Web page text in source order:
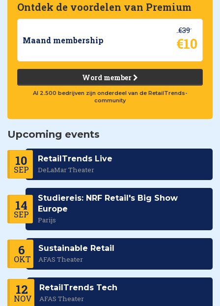
Ontdek de voordelen van Premium
Maand membership
€39
€10
Word member
Al 2.500 bedrijven zijn onderdeel van de RetailTrends-
community
Upcoming events
10
SEP
RetailTrends Live
DeLaMar Theater
14
SEP
Studiereis: NRF Retail's Big Show
Europe
Parijs
6
OKT
Sustainable Retail
AFAS Theater
12
NOV
RetailTrends Tech
AFAS Theater